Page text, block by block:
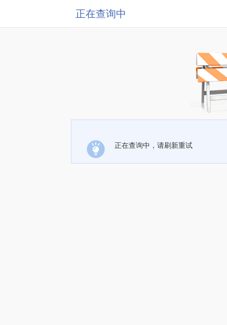
正在查询中
正在查询中，请刷新重试